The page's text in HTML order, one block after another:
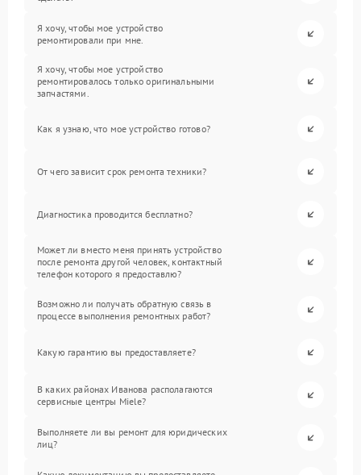
Я хочу, чтобы мое устройство
ремонтировали при мне.
Я хочу, чтобы мое устройство
ремонтировалось только оригинальными
запчастями.
Как я узнаю, что мое устройство готово?
От чего зависит срок ремонта техники?
Диагностика проводится бесплатно?
Может ли вместо меня принять устройство
после ремонта другой человек, контактный
телефон которого я предоставлю?
Возможно ли получать обратную связь в
процессе выполнения ремонтных работ?
Какую гарантию вы предоставляете?
В каких районах Иванова располагаются
сервисные центры Miele?
Выполняете ли вы ремонт для юридических
лиц?